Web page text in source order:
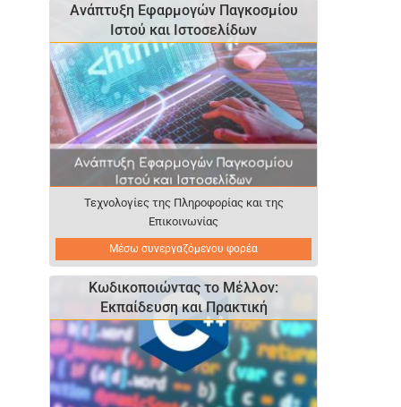
Ανάπτυξη Εφαρμογών Παγκοσμίου
Ιστού και Ιστοσελίδων
Τεχνολογίες της Πληροφορίας και της
Επικοινωνίας
Μέσω συνεργαζόμενου φορέα
Κωδικοποιώντας το Μέλλον:
Εκπαίδευση και Πρακτική